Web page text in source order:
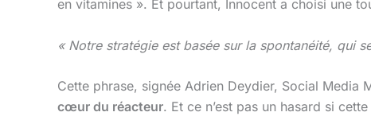
en vitamines ». Et pourtant, Innocent a choisi une
« Notre stratégie est basée sur la spontanéité, qui
Cette phrase, signée Adrien Deydier, Social Media
cœur du réacteur. Et ce n’est pas un hasard si